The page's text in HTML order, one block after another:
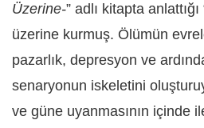
Üzerine-” adlı kitapta
üzerine kurmuş. Ölümün
pazarlık, depresyon ve
senaryonun iskeletini
ve güne uyanmasının içinde